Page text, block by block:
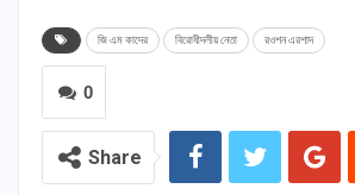
জি এম কাদের বিরোধীদলীয় নেতা রওশন এরশাদ
0
Share